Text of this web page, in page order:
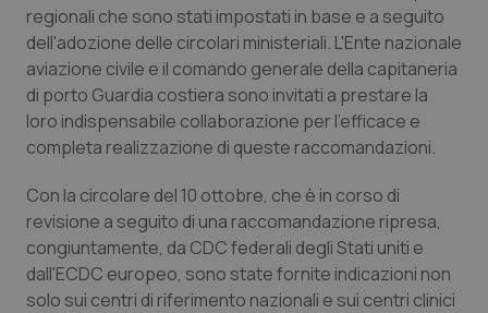
regionali che sono stati impostati in base e a seguito
dell'adozione delle circolari ministeriali. L'Ente nazionale
aviazione civile e il comando generale della capitaneria
di porto Guardia costiera sono invitati a prestare la
loro indispensabile collaborazione per l'efficace e
completa realizzazione di queste raccomandazioni.
Con la circolare del 10 ottobre, che è in corso di
revisione a seguito di una raccomandazione ripresa,
congiuntamente, da CDC federali degli Stati uniti e
dall'ECDC europeo, sono state fornite indicazioni non
solo sui centri di riferimento nazionali e sui centri clinici